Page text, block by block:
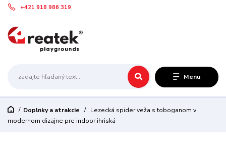
Menu
+421 918 986 319
Doplnky a atrakcie
Lezecká spider veža s toboganom v
modernom dizajne pre indoor ihriská